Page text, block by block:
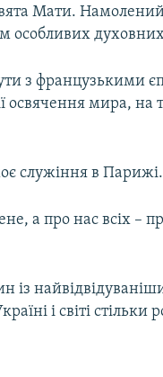
Мати.
особливих
з французькими
освячення мира, на
служіння в
а про нас всіх –
і світі